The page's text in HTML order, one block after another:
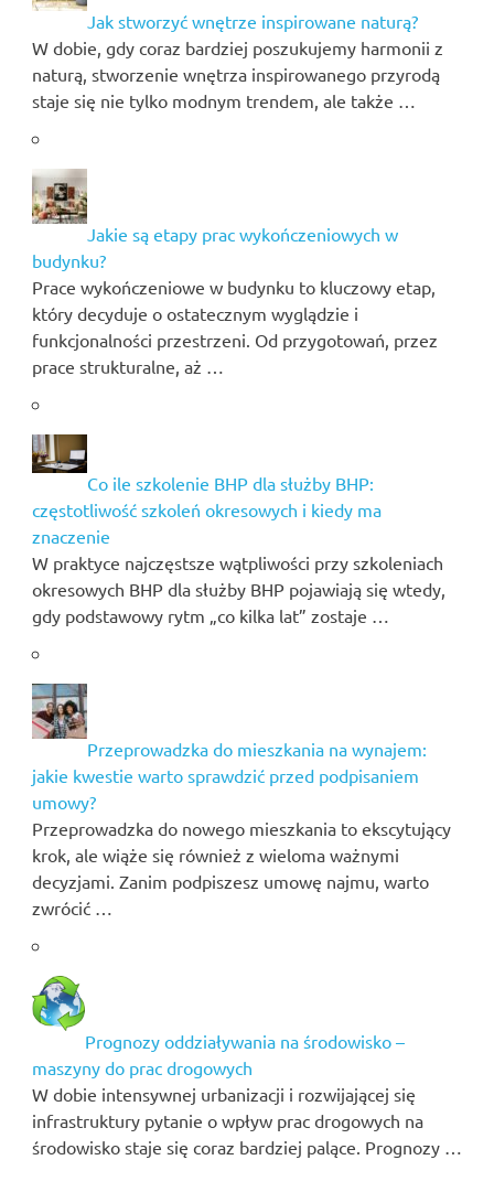
Jak stworzyć wnętrze inspirowane naturą?
W dobie, gdy coraz bardziej poszukujemy harmonii z
naturą, stworzenie wnętrza inspirowanego przyrodą
staje się nie tylko modnym trendem, ale także …
Jakie są etapy prac wykończeniowych w
budynku?
Prace wykończeniowe w budynku to kluczowy etap,
który decyduje o ostatecznym wyglądzie i
funkcjonalności przestrzeni. Od przygotowań, przez
prace strukturalne, aż …
Co ile szkolenie BHP dla służby BHP:
częstotliwość szkoleń okresowych i kiedy ma
znaczenie
W praktyce najczęstsze wątpliwości przy szkoleniach
okresowych BHP dla służby BHP pojawiają się wtedy,
gdy podstawowy rytm „co kilka lat” zostaje …
Przeprowadzka do mieszkania na wynajem:
jakie kwestie warto sprawdzić przed podpisaniem
umowy?
Przeprowadzka do nowego mieszkania to ekscytujący
krok, ale wiąże się również z wieloma ważnymi
decyzjami. Zanim podpiszesz umowę najmu, warto
zwrócić …
Prognozy oddziaływania na środowisko –
maszyny do prac drogowych
W dobie intensywnej urbanizacji i rozwijającej się
infrastruktury pytanie o wpływ prac drogowych na
środowisko staje się coraz bardziej palące. Prognozy …